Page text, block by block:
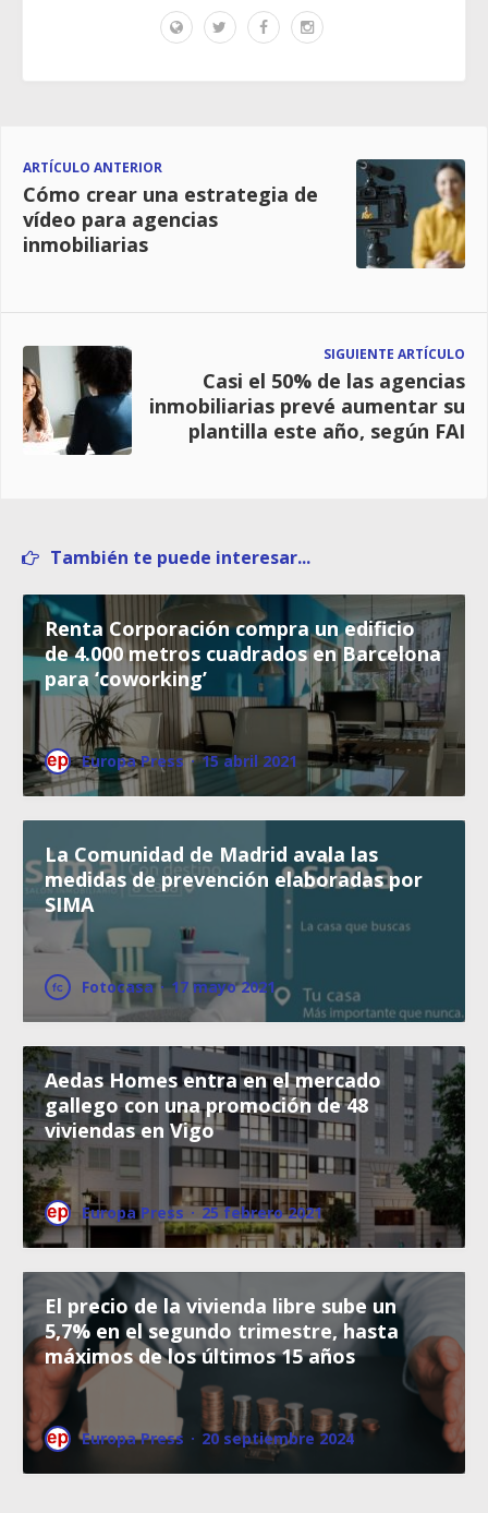
ARTÍCULO ANTERIOR
Cómo crear una estrategia de
vídeo para agencias
inmobiliarias
SIGUIENTE ARTÍCULO
Casi el 50% de las agencias
inmobiliarias prevé aumentar su
plantilla este año, según FAI
También te puede interesar...
Renta Corporación compra un edificio
de 4.000 metros cuadrados en Barcelona
para ‘coworking’
Europa Press · 15 abril 2021
La Comunidad de Madrid avala las
medidas de prevención elaboradas por
SIMA
Fotocasa · 17 mayo 2021
Aedas Homes entra en el mercado
gallego con una promoción de 48
viviendas en Vigo
Europa Press · 25 febrero 2021
El precio de la vivienda libre sube un
5,7% en el segundo trimestre, hasta
máximos de los últimos 15 años
Europa Press · 20 septiembre 2024